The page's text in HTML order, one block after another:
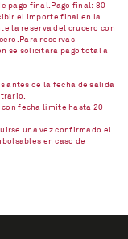
pago final.Pago final: 80
el importe final en la
la reserva del crucero con
reservas
se solicitará pago total a
antes de la fecha de salida
fecha límite hasta 20
una vez confirmado el
en caso de